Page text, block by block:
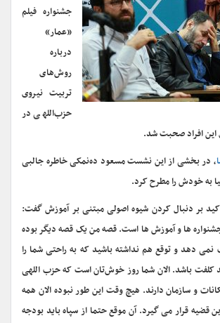
جشنواره فیلم
«عمار»
درباره
روش‌های
تربیت نیروی
حزب‌اللهی در
این افراد صحبت شد.
، در بخشی از این نشست مسعود ده‌نمکی خاطره جالبی
به خودش را مطرح کرد.
بر دنبال کردن شیوه اصولی مبتنی بر آموزش گفت:
ها و آموزش ها است. قصه من یک قصه دیگر بوده
دهد و توقع هم نداشته باشید که به راحتی شما را
کلفت باشد. الان شما روز خوش‌تان است که حزب اللهی
و سازمان دارند. هیچ وقت این طور نبوده الان همه
قضیه قرار می گیرد. آن موقع حتما از سپاه باید بودجه